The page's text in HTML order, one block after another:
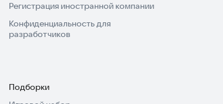
Регистрация иностранной компании
Конфиденциальность для
разработчиков
Подборки